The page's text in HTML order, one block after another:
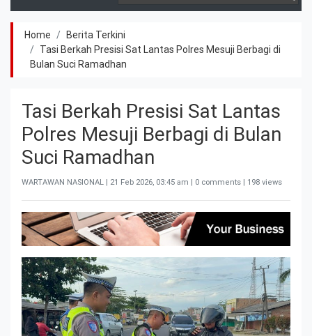
Home
Berita Terkini
Tasi Berkah Presisi Sat Lantas Polres Mesuji Berbagi di
Bulan Suci Ramadhan
Tasi Berkah Presisi Sat Lantas
Polres Mesuji Berbagi di Bulan
Suci Ramadhan
WARTAWAN NASIONAL | 21 Feb 2026, 03:45 am | 0 comments | 198 views